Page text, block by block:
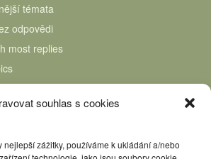
souhlas s cookies
nejlepší zážitky, používáme k ukládání a/nebo
témata
odpovědi
most replies